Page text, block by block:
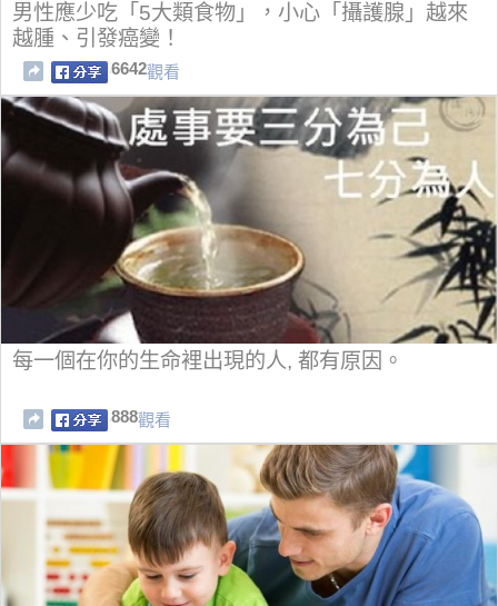
男性應少吃「5大類食物」，小心「攝護腺」越來
越腫、引發癌變！
6642觀看
每一個在你的生命裡出現的人, 都有原因。
888觀看